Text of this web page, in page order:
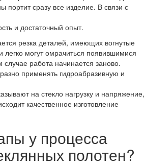
портит сразу все изделие. В связи с
и достаточный опыт.
резка деталей, имеющих вогнутые
легко могут омрачиться появившимися
работа начинается заново.
применять гидроабразивную и
на стекло нагрузку и напряжение,
качественное изготовление
у процесса
полотен?